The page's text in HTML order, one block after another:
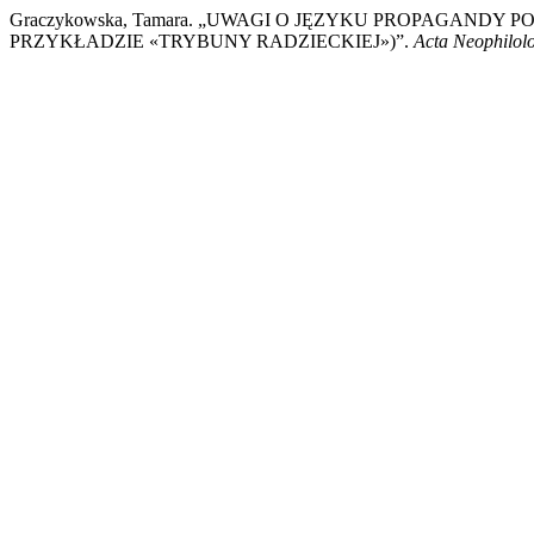
Graczykowska, Tamara. „UWAGI O JĘZYKU PROPAGANDY
PRZYKŁADZIE «TRYBUNY RADZIECKIEJ»)”. Acta